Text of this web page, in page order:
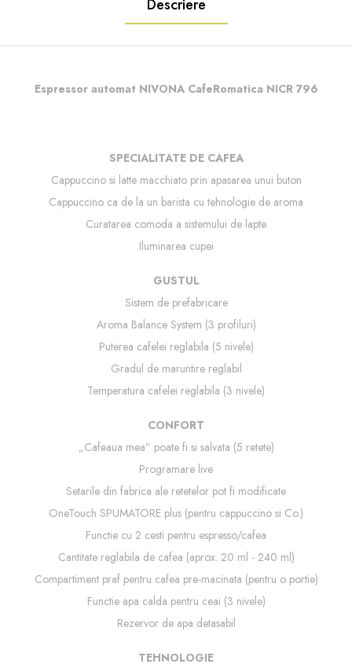
Descriere
Espressor automat NIVONA CafeRomatica NICR 796
SPECIALITATE DE CAFEA
Cappuccino si latte macchiato prin apasarea unui buton
Cappuccino ca de la un barista cu tehnologie de aroma
Curatarea comoda a sistemului de lapte
Iluminarea cupei
GUSTUL
Sistem de prefabricare
Aroma Balance System (3 profiluri)
Puterea cafelei reglabila (5 nivele)
Gradul de maruntire reglabil
Temperatura cafelei reglabila (3 nivele)
CONFORT
„Cafeaua mea” poate fi si salvata (5 retete)
Programare live
Setarile din fabrica ale retetelor pot fi modificate
OneTouch SPUMATORE plus (pentru cappuccino si Co.)
Functie cu 2 cesti pentru espresso/cafea
Cantitate reglabila de cafea (aprox. 20 ml - 240 ml)
Compartiment praf pentru cafea pre-macinata (pentru o portie)
Functie apa calda pentru ceai (3 nivele)
Rezervor de apa detasabil
TEHNOLOGIE